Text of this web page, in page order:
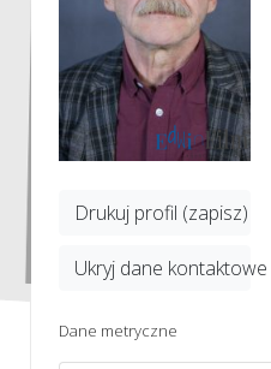
Drukuj profil (zapisz)
Ukryj dane kontaktowe
Dane metryczne